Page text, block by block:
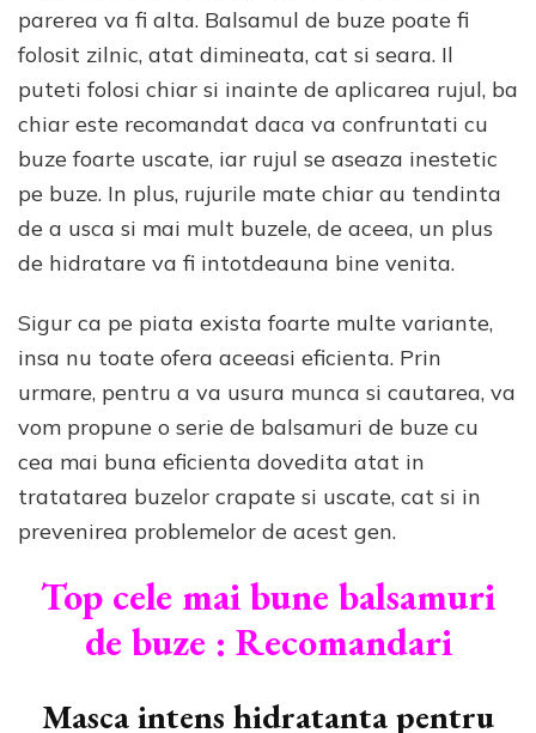
parerea va fi alta. Balsamul de buze poate fi
folosit zilnic, atat dimineata, cat si seara. Il
puteti folosi chiar si inainte de aplicarea rujul, ba
chiar este recomandat daca va confruntati cu
buze foarte uscate, iar rujul se aseaza inestetic
pe buze. In plus, rujurile mate chiar au tendinta
de a usca si mai mult buzele, de aceea, un plus
de hidratare va fi intotdeauna bine venita.
Sigur ca pe piata exista foarte multe variante,
insa nu toate ofera aceeasi eficienta. Prin
urmare, pentru a va usura munca si cautarea, va
vom propune o serie de balsamuri de buze cu
cea mai buna eficienta dovedita atat in
tratatarea buzelor crapate si uscate, cat si in
prevenirea problemelor de acest gen.
Top cele mai bune balsamuri
de buze : Recomandari
Masca intens hidratanta pentru